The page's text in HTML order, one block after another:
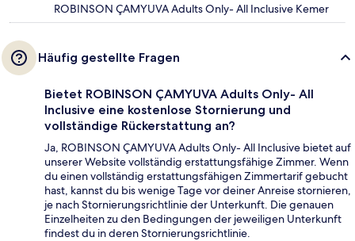
ROBINSON ÇAMYUVA Adults Only- All Inclusive Kemer
Häufig gestellte Fragen
Bietet ROBINSON ÇAMYUVA Adults Only- All
Inclusive eine kostenlose Stornierung und
vollständige Rückerstattung an?
Ja, ROBINSON ÇAMYUVA Adults Only- All Inclusive bietet auf
unserer Website vollständig erstattungsfähige Zimmer. Wenn
du einen vollständig erstattungsfähigen Zimmertarif gebucht
hast, kannst du bis wenige Tage vor deiner Anreise stornieren,
je nach Stornierungsrichtlinie der Unterkunft. Die genauen
Einzelheiten zu den Bedingungen der jeweiligen Unterkunft
findest du in deren Stornierungsrichtlinie.